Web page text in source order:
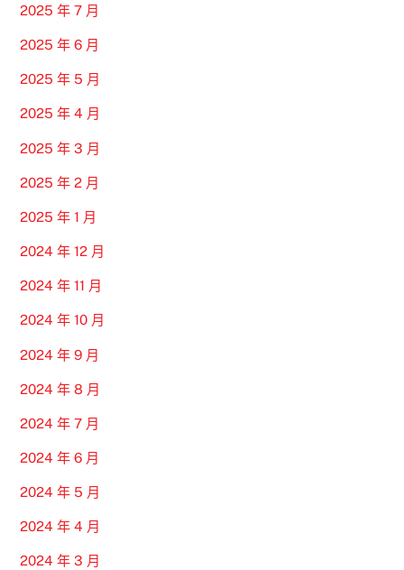
2025 年 7 月
2025 年 6 月
2025 年 5 月
2025 年 4 月
2025 年 3 月
2025 年 2 月
2025 年 1 月
2024 年 12 月
2024 年 11 月
2024 年 10 月
2024 年 9 月
2024 年 8 月
2024 年 7 月
2024 年 6 月
2024 年 5 月
2024 年 4 月
2024 年 3 月